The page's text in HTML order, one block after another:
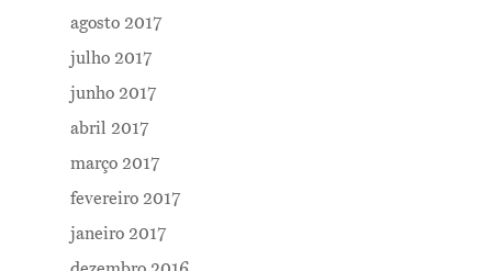
agosto 2017
julho 2017
junho 2017
abril 2017
março 2017
fevereiro 2017
janeiro 2017